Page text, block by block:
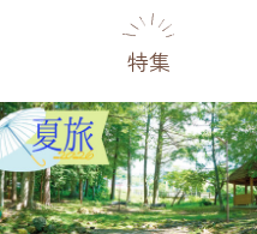
温泉・スパ その他施設
特集